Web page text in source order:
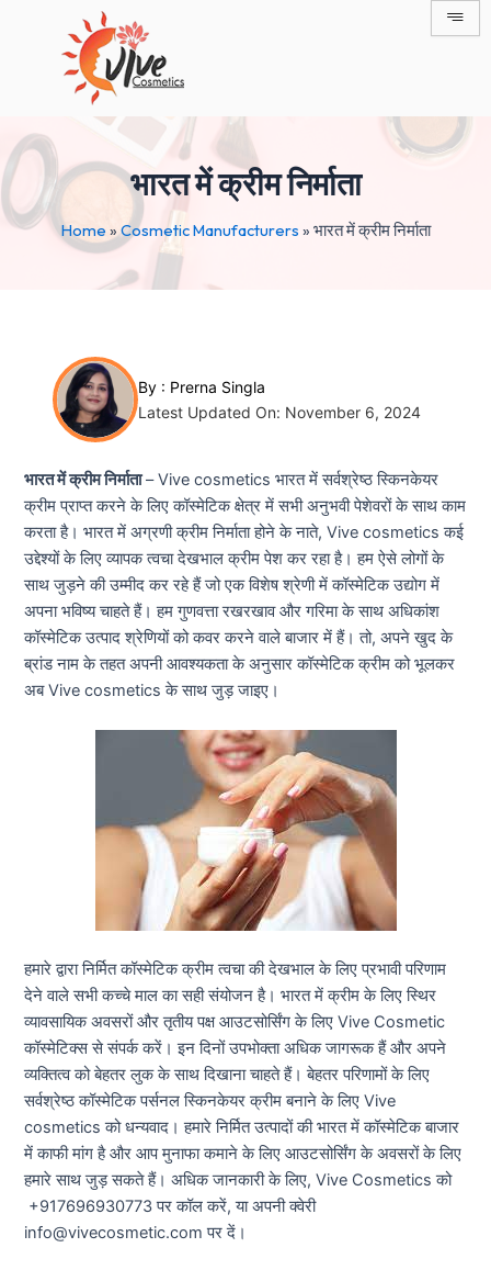
भारत में क्रीम निर्माता
Home » Cosmetic Manufacturers » भारत में क्रीम निर्माता
By : Prerna Singla
Latest Updated On: November 6, 2024
भारत में क्रीम निर्माता– Vive cosmetics भारत में सर्वश्रेष्ठ स्किनकेयर
क्रीम प्राप्त करने के लिए कॉस्मेटिक क्षेत्र में सभी अनुभवी पेशेवरों के साथ काम
करता है। भारत में अग्रणी क्रीम निर्माता होने के नाते, Vive cosmetics कई
उद्देश्यों के लिए व्यापक त्वचा देखभाल क्रीम पेश कर रहा है। हम ऐसे लोगों के
साथ जुड़ने की उम्मीद कर रहे हैं जो एक विशेष श्रेणी में कॉस्मेटिक उद्योग में
अपना भविष्य चाहते हैं। हम गुणवत्ता रखरखाव और गरिमा के साथ अधिकांश
कॉस्मेटिक उत्पाद श्रेणियों को कवर करने वाले बाजार में हैं। तो, अपने खुद के
ब्रांड नाम के तहत अपनी आवश्यकता के अनुसार कॉस्मेटिक क्रीम को भूलकर
अब Vive cosmetics के साथ जुड़ जाइए।
हमारे द्वारा निर्मित कॉस्मेटिक क्रीम त्वचा की देखभाल के लिए प्रभावी परिणाम
देने वाले सभी कच्चे माल का सही संयोजन है। भारत में क्रीम के लिए स्थिर
व्यावसायिक अवसरों और तृतीय पक्ष आउटसोर्सिंग के लिए Vive Cosmetic
कॉस्मेटिक्स से संपर्क करें। इन दिनों उपभोक्ता अधिक जागरूक हैं और अपने
व्यक्तित्व को बेहतर लुक के साथ दिखाना चाहते हैं। बेहतर परिणामों के लिए
सर्वश्रेष्ठ कॉस्मेटिक पर्सनल स्किनकेयर क्रीम बनाने के लिए Vive
cosmetics को धन्यवाद। हमारे निर्मित उत्पादों की भारत में कॉस्मेटिक बाजार
में काफी मांग है और आप मुनाफा कमाने के लिए आउटसोर्सिंग के अवसरों के लिए
हमारे साथ जुड़ सकते हैं। अधिक जानकारी के लिए, Vive Cosmetics को
+917696930773 पर कॉल करें, या अपनी क्वेरी
info@vivecosmetic.com पर दें।
navigation